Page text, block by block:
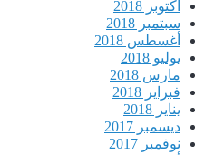
أكتوبر 2018
سبتمبر 2018
أغسطس 2018
يوليو 2018
مارس 2018
فبراير 2018
يناير 2018
ديسمبر 2017
نوفمبر 2017